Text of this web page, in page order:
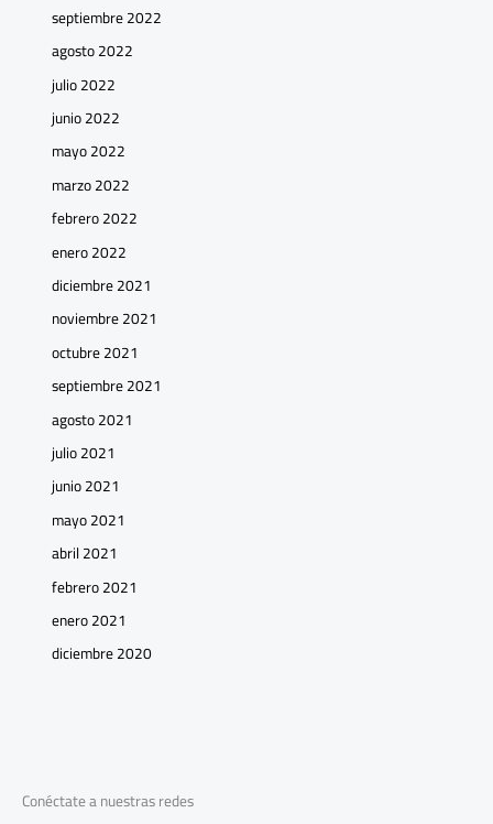
septiembre 2022
agosto 2022
julio 2022
junio 2022
mayo 2022
marzo 2022
febrero 2022
enero 2022
diciembre 2021
noviembre 2021
octubre 2021
septiembre 2021
agosto 2021
julio 2021
junio 2021
mayo 2021
abril 2021
febrero 2021
enero 2021
diciembre 2020
Conéctate a nuestras redes